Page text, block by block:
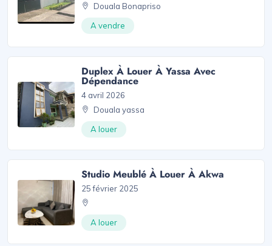
Douala Bonapriso
A vendre
Duplex À Louer À Yassa Avec
Dépendance
4 avril 2026
Douala yassa
A louer
Studio Meublé À Louer À Akwa
25 février 2025
A louer